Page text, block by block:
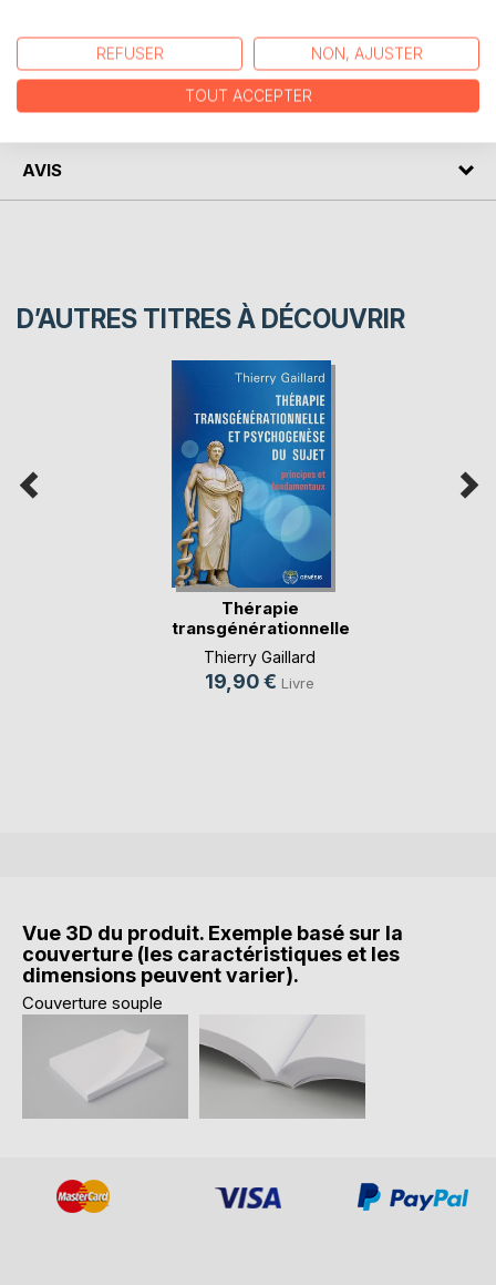
AUTEUR(S)
CRITIQUES PRESSE
AVIS
D’AUTRES TITRES À DÉCOUVRIR
Thérapie
transgénérationnelle
et p(...)
Thierry Gaillard
19,90 € Livre
Vue 3D du produit. Exemple basé sur la
couverture (les caractéristiques et les
dimensions peuvent varier).
Couverture souple
REFUSER NON, AJUSTER
TOUT ACCEPTER